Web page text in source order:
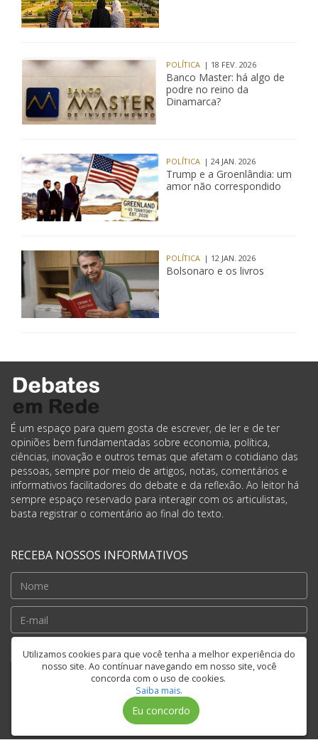
POLÍTICA | 18 FEV. 2026
Banco Master: há algo de
podre no reino da
Dinamarca?
POLÍTICA | 24 JAN. 2026
Trump e a Groenlândia: um
amor não correspondido
POLÍTICA | 12 JAN. 2026
Bolsonaro e os livros
Utilizamos cookies para que você tenha a melhor experiência do
nosso site. Ao contínuar navegando em nosso site, você
concorda com o uso de cookies.
Saiba mais.
Eu concordo
É um espaço para quem gosta de escrever, de ler e de ter
opiniões bem fundamentadas sobre economia, política,
ciências, inovação e outros temas que afetam o cotidiano das
pessoas, sempre por meio de artigos, notas, comentários e
informativos facilitadores do debate e da reflexão. Ao leitor há
sempre espaço reservado para interagir com os articulistas,
basta registrar o comentário ao final do texto.
RECEBA NOSSOS INFORMATIVOS
Cadastrar